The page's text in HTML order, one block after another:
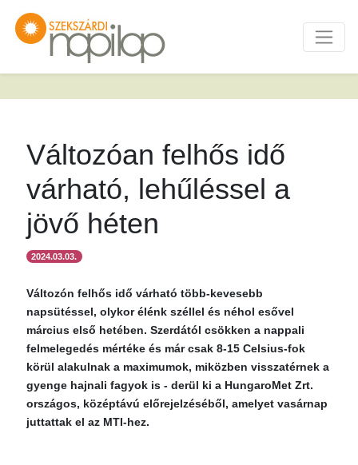
Változóan felhős idő
várható, lehűléssel a
jövő héten
2024.03.03.
Változón felhős idő várható több-kevesebb
napsütéssel, olykor élénk széllel és néhol esővel
március első hetében. Szerdától csökken a nappali
felmelegedés mértéke és már csak 8-15 Celsius-fok
körül alakulnak a maximumok, miközben visszatérnek a
gyenge hajnali fagyok is - derül ki a HungaroMet Zrt.
országos, középtávú előrejelzéséből, amelyet vasárnap
juttattak el az MTI-hez.